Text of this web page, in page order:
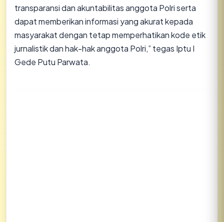
transparansi dan akuntabilitas anggota Polri serta
dapat memberikan informasi yang akurat kepada
masyarakat dengan tetap memperhatikan kode etik
jurnalistik dan hak-hak anggota Polri,” tegas Iptu I
Gede Putu Parwata.